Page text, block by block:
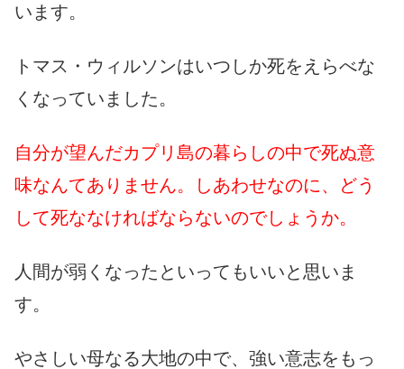
います。
トマス・ウィルソンはいつしか死をえらべな
くなっていました。
自分が望んだカプリ島の暮らしの中で死ぬ意
味なんてありません。しあわせなのに、どう
して死ななければならないのでしょうか。
人間が弱くなったといってもいいと思いま
す。
やさしい母なる大地の中で、強い意志をもっ